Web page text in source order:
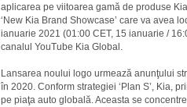
aplicarea pe viitoarea gamă de produse
‘New Kia Brand Showcase’ care va avea
ianuarie 2021 (01:00 CET, 15 ianuarie /
canalul YouTube Kia Global.
Lansarea noului logo urmează anunţului
în 2020. Conform strategiei ‘Plan S’, Kia,
pe piaţa auto globală. Aceasta se